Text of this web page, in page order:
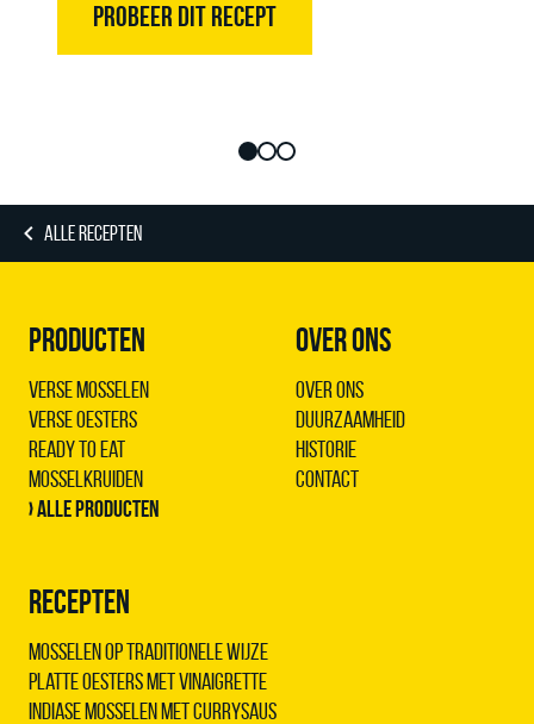
PROBEER DIT RECEPT
ALLE RECEPTEN
PRODUCTEN
Verse Mosselen
Verse Oesters
Ready to Eat
Mosselkruiden
› Alle producten
RECEPTEN
Mosselen op traditionele wijze
Platte oesters met vinaigrette
Indiase mosselen met Currysaus
OVER ONS
Over ons
Duurzaamheid
Historie
Contact